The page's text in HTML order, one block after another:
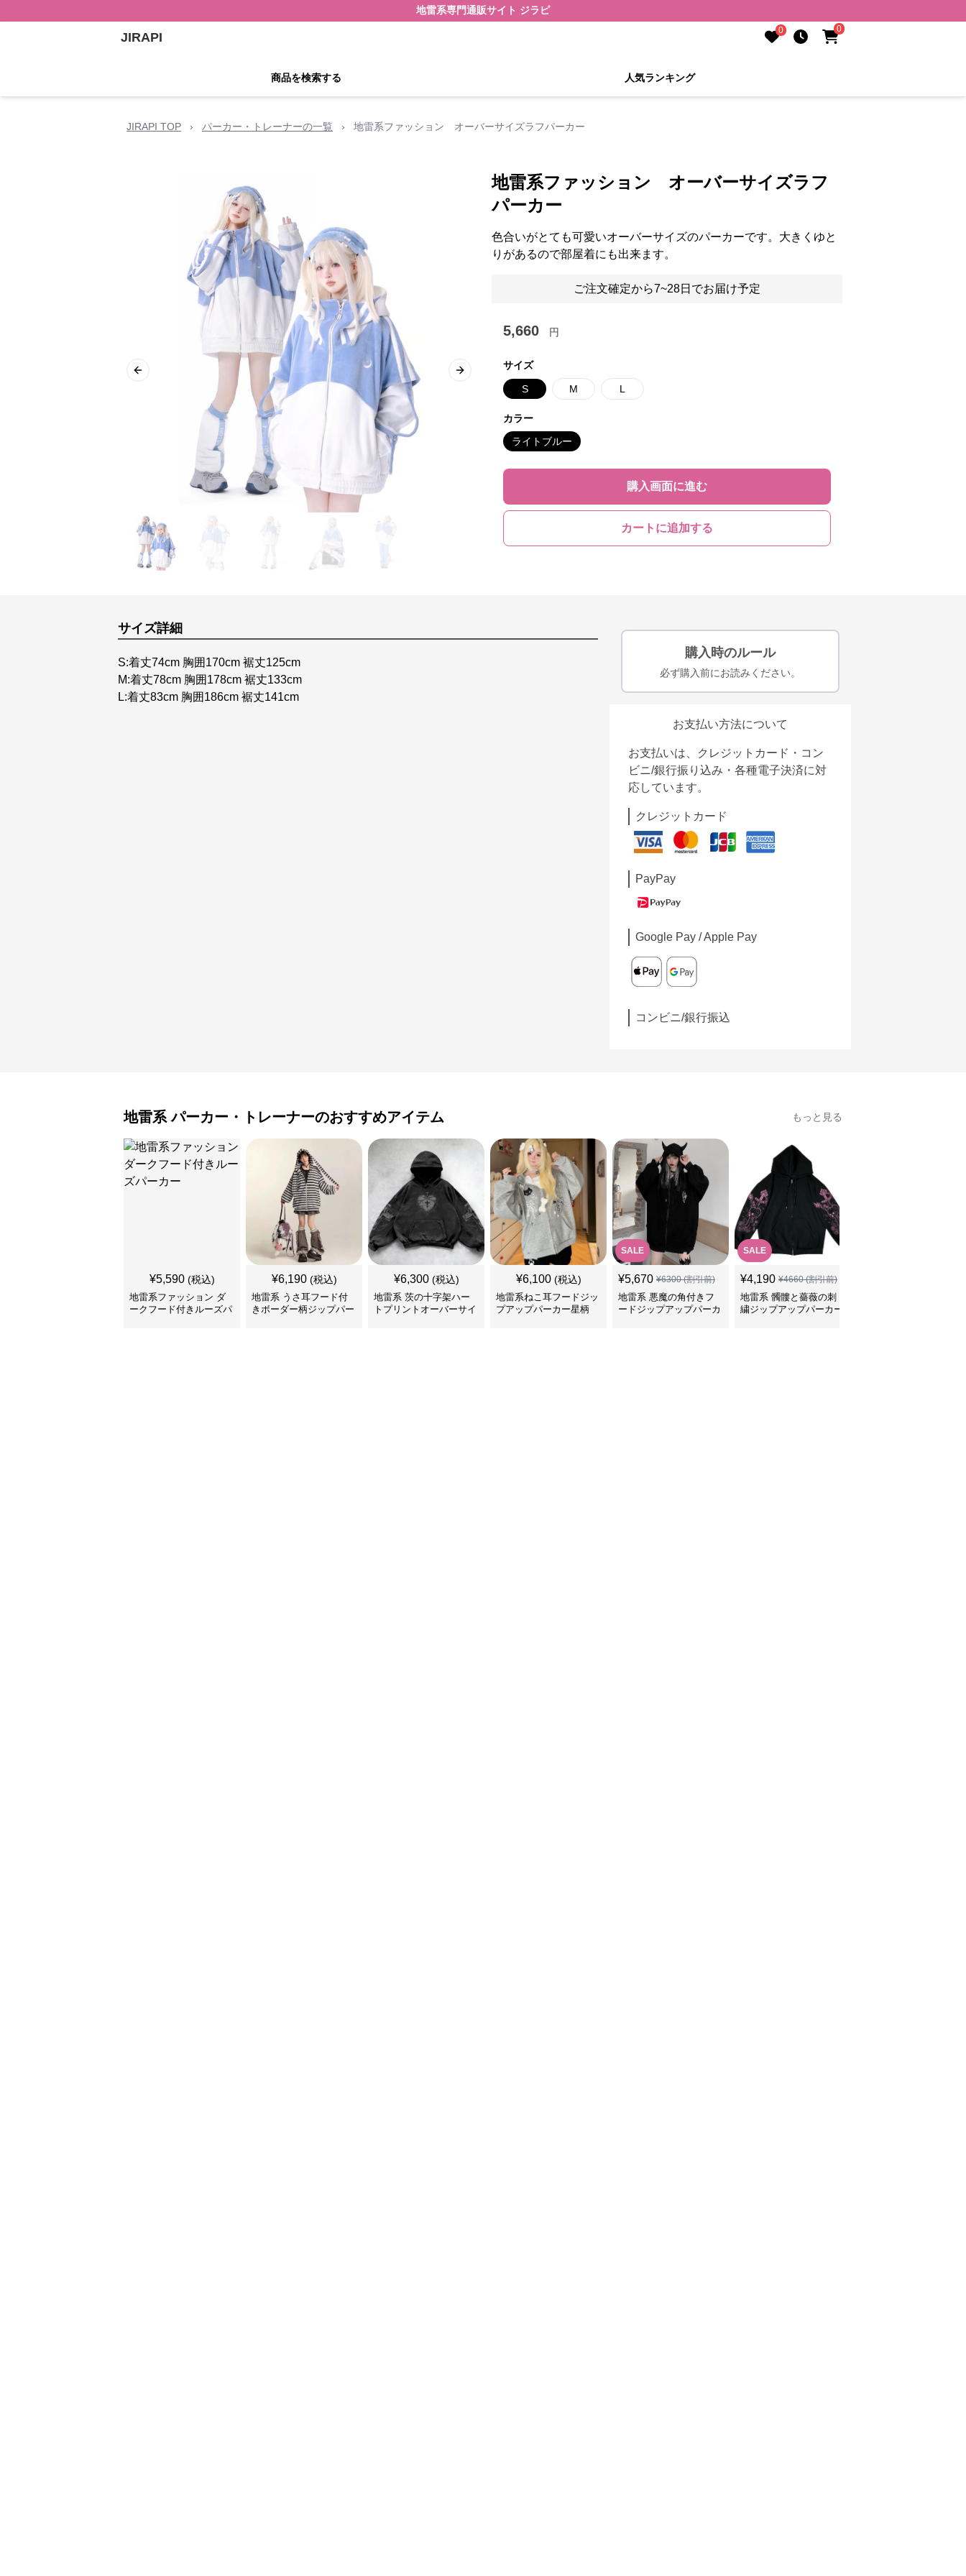
地雷系専門通販サイト ジラピ
JIRAPI 0 0
商品を検索する 人気ランキング
JIRAPI TOP › パーカー・トレーナーの一覧 › 地雷系ファッション オーバーサイズラフパーカー
Previous slide Next slide
地雷系ファッション オーバーサイズラフ
パーカー
色合いがとても可愛いオーバーサイズのパーカーです。大きくゆと
りがあるので部屋着にも出来ます。
ご注文確定から7~28日でお届け予定
5,660 円
サイズ
S M L
カラー
ライトブルー
購入画面に進む
カートに追加する
サイズ詳細
S:着丈74cm 胸囲170cm 裾丈125cm
M:着丈78cm 胸囲178cm 裾丈133cm
L:着丈83cm 胸囲186cm 裾丈141cm
購入時のルール
必ず購入前にお読みください。
お支払い方法について
お支払いは、クレジットカード・コン
ビニ/銀行振り込み・各種電子決済に対
応しています。
クレジットカード
PayPay
Google Pay / Apple Pay
コンビニ/銀行振込
地雷系 パーカー・トレーナーのおすすめアイテム もっと見る
¥5,590 (税込)
地雷系ファッション ダ
ークフード付きルーズパ
¥6,190 (税込)
地雷系 うさ耳フード付
きボーダー柄ジップパー
¥6,300 (税込)
地雷系 茨の十字架ハー
トプリントオーバーサイ
¥6,100 (税込)
地雷系ねこ耳フードジッ
プアップパーカー星柄
SALE
¥5,670 ¥6300(割引前)
地雷系 悪魔の角付きフ
ードジップアップパーカ
SALE
¥4,190 ¥4660(割引前)
地雷系 髑髏と薔薇の刺
繍ジップアップパーカー